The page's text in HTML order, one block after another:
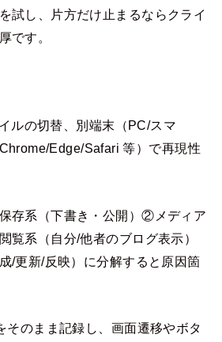
試し、片方だけ止まるならクライ
です。
ルの切替、別端末（PC/スマ
Edge/Safari 等）で再現性
存系（下書き・公開）②メディア
覧系（自分/他者のブログ表示）
/更新/反映）に分解すると原因箇
そのまま記録し、画面遷移やボタ